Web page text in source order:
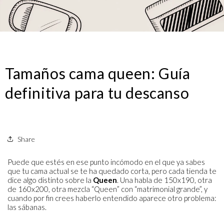
Tamaños cama queen: Guía
definitiva para tu descanso
Share
Puede que estés en ese punto incómodo en el que ya sabes
que tu cama actual se te ha quedado corta, pero cada tienda te
dice algo distinto sobre la Queen. Una habla de 150x190, otra
de 160x200, otra mezcla “Queen” con “matrimonial grande”, y
cuando por fin crees haberlo entendido aparece otro problema:
las sábanas.